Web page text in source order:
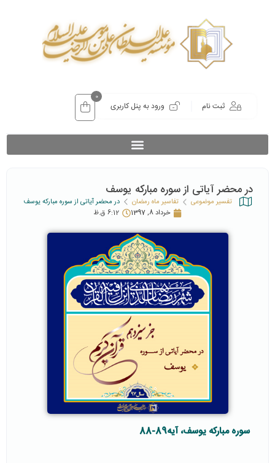
ثبت نام ورود به پنل کاربری
0
در محضر آیاتی از سوره مبارکه یوسف
تفسیر موضوعی تفاسیر ماه رمضان
در محضر آیاتی از سوره مبارکه یوسف
خرداد 8, 1397
6:12 ق.ظ
سوره مبارکه یوسف، آیه89-88